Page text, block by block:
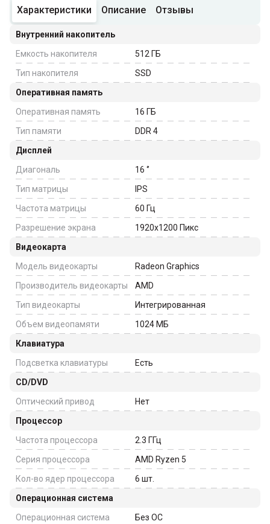
Характеристики Описание Отзывы
Внутренний накопитель
Емкость накопителя
512 ГБ
Тип накопителя
SSD
Оперативная память
Оперативная память
16 ГБ
Тип памяти
DDR 4
Дисплей
Диагональ
16 ‘’
Тип матрицы
IPS
Частота матрицы
60 Гц
Разрешение экрана
1920x1200 Пикс
Видеокарта
Модель видеокарты
Radeon Graphics
Производитель видеокарты
AMD
Тип видеокарты
Интегрированная
Объем видеопамяти
1024 МБ
Клавиатура
Подсветка клавиатуры
Есть
CD/DVD
Оптический привод
Нет
Процессор
Частота процессора
2.3 ГГц
Серия процессора
AMD Ryzen 5
Кол-во ядер процессора
6 шт.
Операционная система
Операционная система
Без ОС